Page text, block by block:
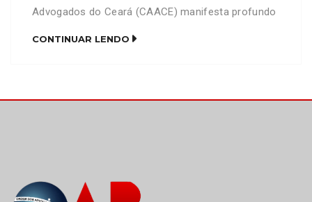
Advogados do Ceará (CAACE) manifesta profundo
CONTINUAR LENDO